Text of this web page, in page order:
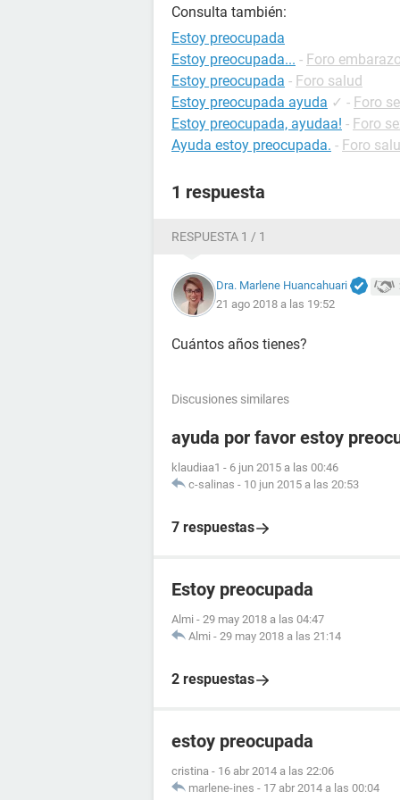
Consulta también:
Estoy preocupada
Estoy preocupada... - Foro embarazo
Estoy preocupada - Foro salud
Estoy preocupada ayuda ✓ - Foro
Estoy preocupada, ayudaa! - Foro
Ayuda estoy preocupada. - Foro
1 respuesta
RESPUESTA 1 / 1
Dra. Marlene Huancahuari
21 ago 2018 a las 19:52
Cuántos años tienes?
Discusiones similares
ayuda por favor estoy
klaudiaa1 - 6 jun 2015 a las 00:46
c-salinas - 10 jun 2015 a las 20:53
7 respuestas
Estoy preocupada
Almi - 29 may 2018 a las 04:47
Almi - 29 may 2018 a las 21:14
2 respuestas
estoy preocupada
cristina - 16 abr 2014 a las 22:06
marlene-ines - 17 abr 2014 a las 00:04